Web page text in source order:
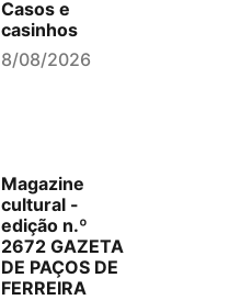
Casos e
casinhos
8/08/2026
Magazine
cultural -
edição n.º
2672 GAZETA
DE PAÇOS DE
FERREIRA